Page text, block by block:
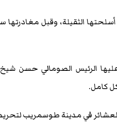
الثقيلة، وقبل
عليها الرئيس الصومالي حسن
كامل.
في مدينة طوسمريب